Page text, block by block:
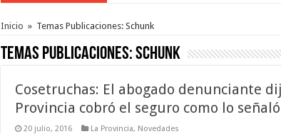
Inicio » Temas Publicaciones: Schunk
Temas Publicaciones:Schunk
Cosetruchas: El abogado denunciante
Provincia cobró el seguro como lo
20 julio, 2016 La Provincia, Novedades